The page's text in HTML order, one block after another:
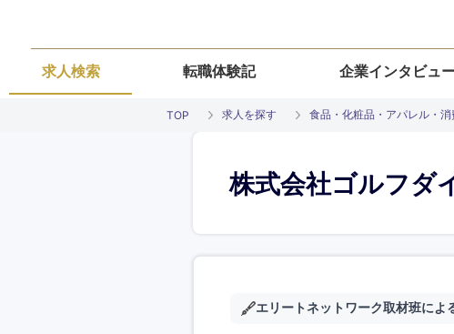
求人検索 転職体験記 企業インタビュ
TOP 求人を探す 食品・化粧品・アパレル・
株式会社ゴルフダ
エリートネットワーク取材班によ